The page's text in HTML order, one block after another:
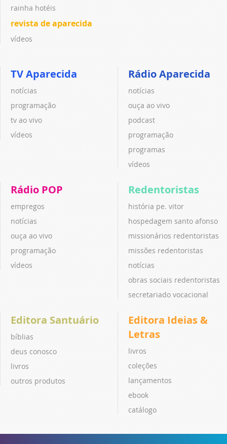
rainha hotéis
revista de aparecida
vídeos
TV Aparecida
notícias
programação
tv ao vivo
vídeos
Rádio Aparecida
notícias
ouça ao vivo
podcast
programação
programas
vídeos
Rádio POP
empregos
notícias
ouça ao vivo
programação
vídeos
Redentoristas
história pe. vitor
hospedagem santo afonso
missionários redentoristas
missões redentoristas
notícias
obras sociais redentoristas
secretariado vocacional
Editora Santuário
bíblias
deus conosco
livros
outros produtos
Editora Ideias &
Letras
livros
coleções
lançamentos
ebook
catálogo